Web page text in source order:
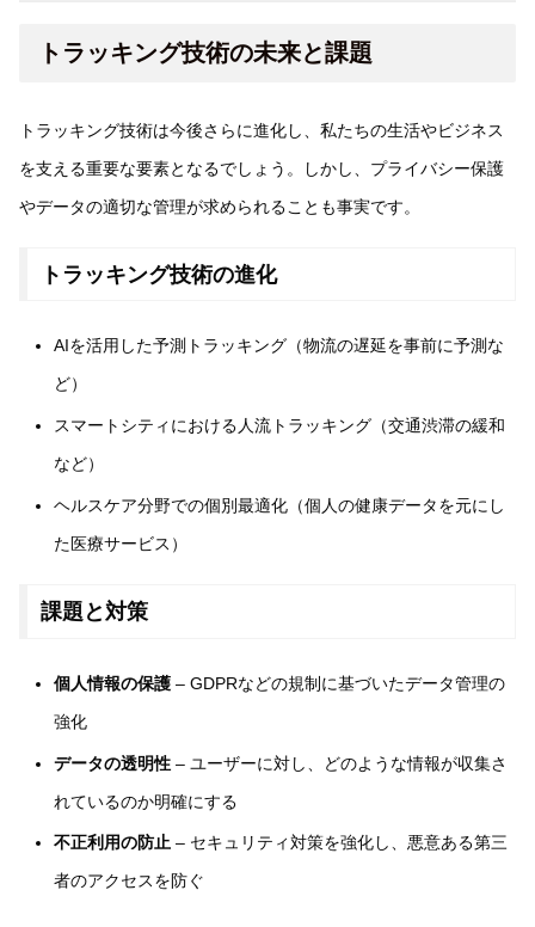
トラッキング技術の未来と課題
トラッキング技術は今後さらに進化し、私たちの生活やビジネス
を支える重要な要素となるでしょう。しかし、プライバシー保護
やデータの適切な管理が求められることも事実です。
トラッキング技術の進化
AIを活用した予測トラッキング（物流の遅延を事前に予測な
ど）
スマートシティにおける人流トラッキング（交通渋滞の緩和
など）
ヘルスケア分野での個別最適化（個人の健康データを元にし
た医療サービス）
課題と対策
個人情報の保護– GDPRなどの規制に基づいたデータ管理の
強化
データの透明性– ユーザーに対し、どのような情報が収集さ
れているのか明確にする
不正利用の防止– セキュリティ対策を強化し、悪意ある第三
者のアクセスを防ぐ